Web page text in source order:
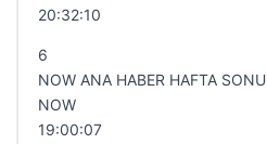
20:32:10
6
NOW ANA HABER HAFTA SONU
NOW
19:00:07